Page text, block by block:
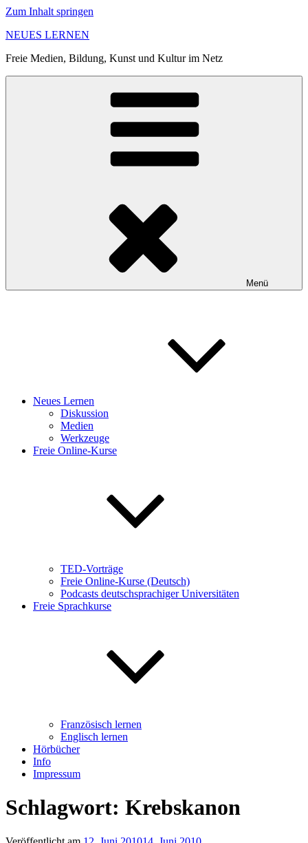
Zum Inhalt springen
NEUES LERNEN
Freie Medien, Bildung, Kunst und Kultur im Netz
Menü
Neues Lernen
Diskussion
Medien
Werkzeuge
Freie Online-Kurse
TED-Vorträge
Freie Online-Kurse (Deutsch)
Podcasts deutschsprachiger Universitäten
Freie Sprachkurse
Französisch lernen
Englisch lernen
Hörbücher
Info
Impressum
Schlagwort: Krebskanon